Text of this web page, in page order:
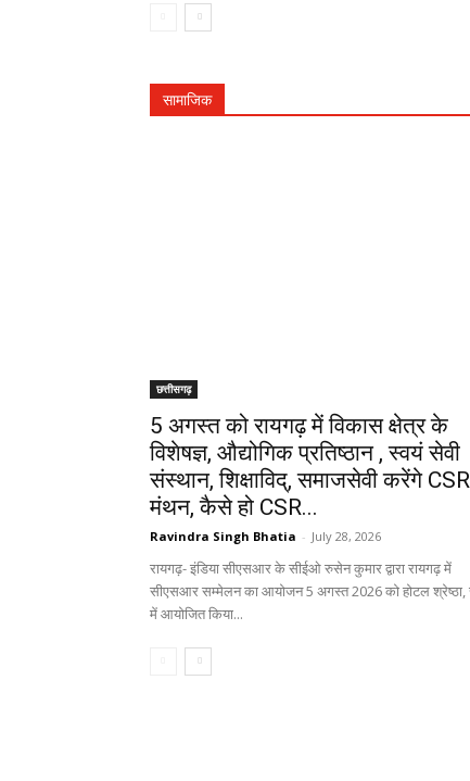
सामाजिक
छत्तीसगढ़
5 अगस्त को रायगढ़ में विकास क्षेत्र के
विशेषज्ञ, औद्योगिक प्रतिष्ठान , स्वयं सेवी
संस्थान, शिक्षाविद्, समाजसेवी करेंगे
मंथन, कैसे हो CSR...
Ravindra Singh Bhatia - July 28, 2026
रायगढ़- इंडिया सीएसआर के सीईओ रुसेन कुमार द्वारा रायगढ़ में
सीएसआर सम्मेलन का आयोजन 5 अगस्त 2026 को होटल श्रेष्ठा,
में आयोजित किया...